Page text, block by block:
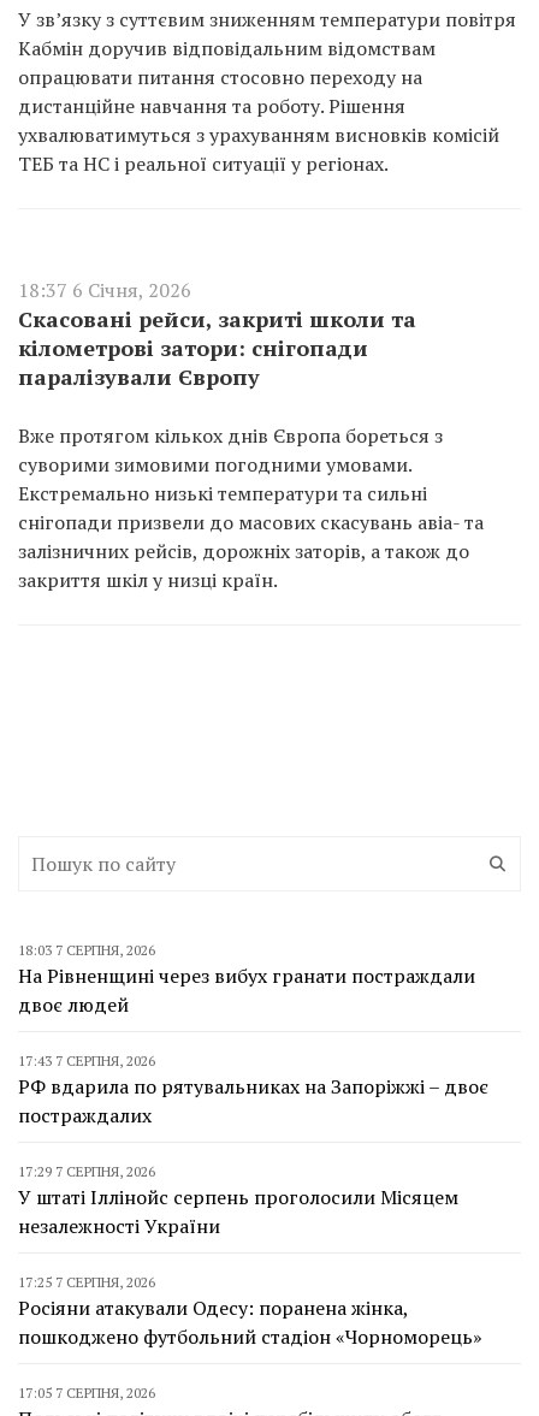
У зв’язку з суттєвим зниженням температури повітря
Кабмін доручив відповідальним відомствам
опрацювати питання стосовно переходу на
дистанційне навчання та роботу. Рішення
ухвалюватимуться з урахуванням висновків комісій
ТЕБ та НС і реальної ситуації у регіонах.
18:37 6 Січня, 2026
Скасовані рейси, закриті школи та
кілометрові затори: снігопади
паралізували Європу
Вже протягом кількох днів Європа бореться з
суворими зимовими погодними умовами.
Екстремально низькі температури та сильні
снігопади призвели до масових скасувань авіа- та
залізничних рейсів, дорожніх заторів, а також до
закриття шкіл у низці країн.
18:03 7 СЕРПНЯ, 2026
На Рівненщині через вибух гранати постраждали
двоє людей
17:43 7 СЕРПНЯ, 2026
РФ вдарила по рятувальниках на Запоріжжі – двоє
постраждалих
17:29 7 СЕРПНЯ, 2026
У штаті Іллінойс серпень проголосили Місяцем
незалежності України
17:25 7 СЕРПНЯ, 2026
Росіяни атакували Одесу: поранена жінка,
пошкоджено футбольний стадіон «Чорноморець»
17:05 7 СЕРПНЯ, 2026